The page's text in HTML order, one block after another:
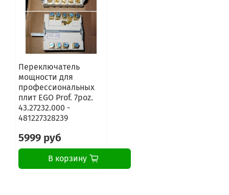
Переключатель
мощности для
профессиональных
плит EGO Prof. 7poz.
43.27232.000 -
481227328239
5999 руб
В корзину